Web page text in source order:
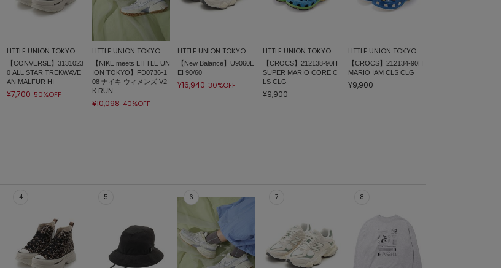
LITTLE UNION TOKYO
【CONVERSE】3131023
0 ALL STAR TREKWAVE
ANIMALFUR HI
¥7,700 50%OFF
LITTLE UNION TOKYO
【NIKE meets LITTLE UN
ION TOKYO】FD0736-1
08 ナイキ ウィメンズ V2
K RUN
¥10,098 40%OFF
LITTLE UNION TOKYO
【New Balance】U9060E
EI 90/60
¥16,940 30%OFF
LITTLE UNION TOKYO
【CROCS】212138-90H
SUPER MARIO CORE C
LS CLG
¥9,900
LITTLE UNION TOKYO
【CROCS】212134-90H
MARIO IAM CLS CLG
¥9,900